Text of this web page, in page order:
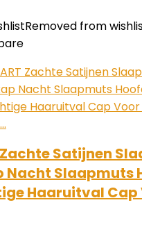
Removed from
Zachte Satijnen
Nacht Slaapmuts
Haaruitval Cap